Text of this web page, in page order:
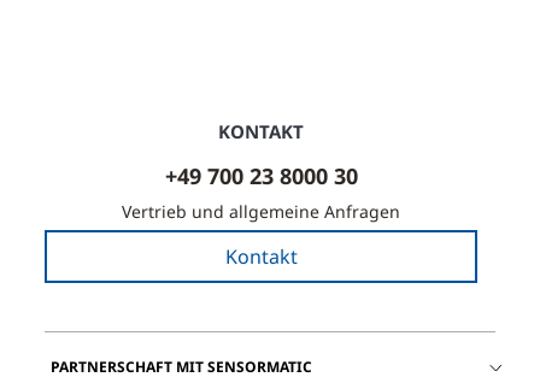
KONTAKT
+49 700 23 8000 30
Vertrieb und allgemeine Anfragen
Kontakt
PARTNERSCHAFT MIT SENSORMATIC